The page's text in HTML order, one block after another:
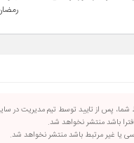
پس از تایید توسط تیم مدیریت در
باشد منتشر نخواهد شد.
یا غیر مرتبط باشد منتشر نخواهد شد.